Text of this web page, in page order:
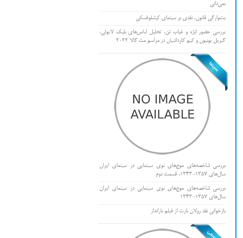
نمی‌دانی
بت‌وارگی قانون، نقدی بر سینمای کیشلوفسکی
بررسی حضور ابژه و غیاب تن، تحلیل لباس‌های بلیک لایولی،
گبریل یونیون و کیم کارداشیان در مراسم مت گالا ۲۰۲۲
بررسی شاخصه‌های موج‌های نوی سینمایی در سینمای ایران
سال‌های 1357-1343، قسمت دوم
بررسی شاخصه‌های موج‌های نوی سینمایی در سینمای ایران
سال‌های 1357-1343
بازخوانی نقد رولان بارت از فیلم بارانداز